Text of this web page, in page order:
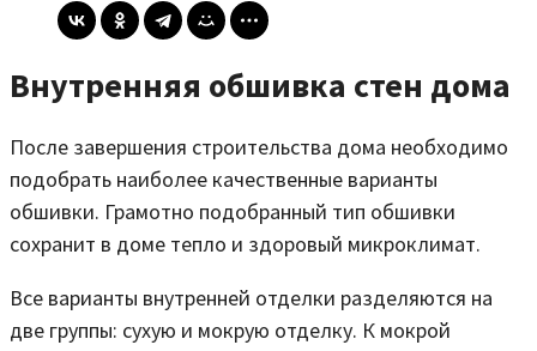
Внутренняя обшивка стен дома
После завершения строительства дома необходимо
подобрать наиболее качественные варианты
обшивки. Грамотно подобранный тип обшивки
сохранит в доме тепло и здоровый микроклимат.
Все варианты внутренней отделки разделяются на
две группы: сухую и мокрую отделку. К мокрой